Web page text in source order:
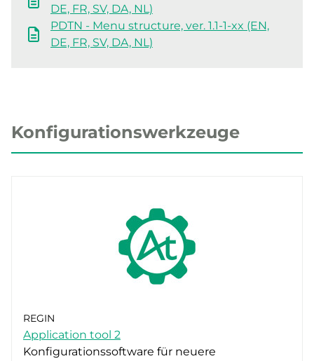
DE, FR, SV, DA, NL)
PDTN - Menu structure, ver. 1.1-1-xx (EN,
DE, FR, SV, DA, NL)
Konfigurationswerkzeuge
REGIN
Application tool 2
Konfigurationssoftware für neuere